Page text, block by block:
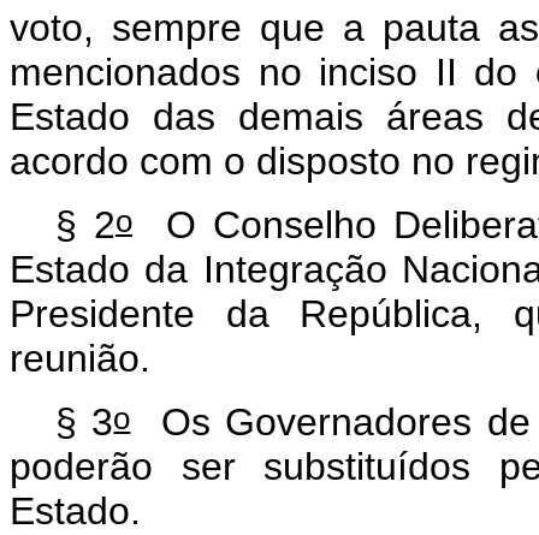
voto, sempre que a pauta
mencionados no inciso II do
Estado das demais áreas
acordo com o disposto no
§ 2oO Conselho
Estado da Integração
Presidente da República,
reunião.
§ 3oOs Governadores de
poderão ser substituídos
Estado.